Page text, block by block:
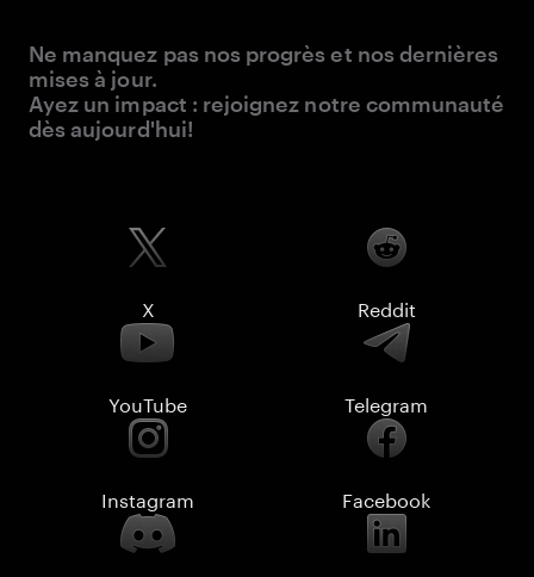
Ne manquez pas nos progrès et nos dernières
mises à jour.
Ayez un impact : rejoignez notre communauté
dès aujourd'hui!
X Reddit
YouTube Telegram
Instagram Facebook